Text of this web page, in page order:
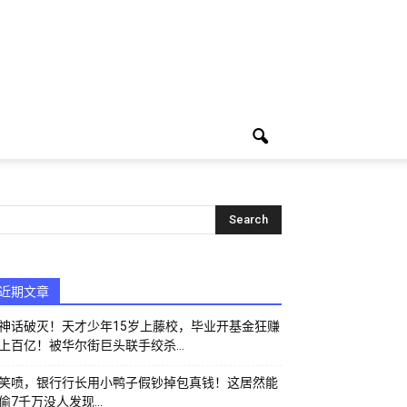
期文章
话破灭！天才少年15岁上藤校，毕业开基金狂赚
上百亿！被华尔街巨头联手绞杀…
喷，银行行长用小鸭子假钞掉包真钱！这居然能
7千万没人发现…